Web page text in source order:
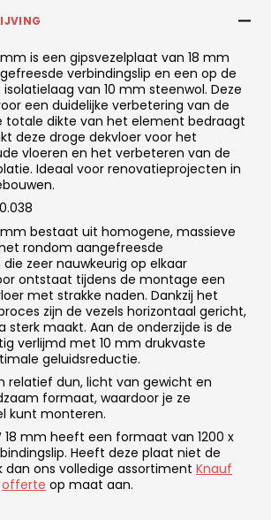
mm is een gipsvezelplaat van 18 mm
verbindingslip en een op de
van 10 mm steenwol. Deze
een duidelijke verbetering van de
totale dikte van het element bedraagt
deze droge dekvloer voor het
vloeren en het verbeteren van de
Ideaal voor renovatieprojecten in
mm bestaat uit homogene, massieve
rondom aangefreesde
zeer nauwkeurig op elkaar
ontstaat tijdens de montage een
met strakke naden. Dankzij het
zijn de vezels horizontaal gericht,
sterk maakt. Aan de onderzijde is de
verlijmd met 10 mm drukvaste
geluidsreductie.
relatief dun, licht van gewicht en
formaat, waardoor je ze
kunt monteren.
18 mm heeft een formaat van 1200 x
Heeft deze plaat niet de
dan ons volledige assortiment Knauf
offerte op maat aan.